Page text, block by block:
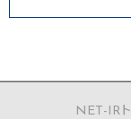
NET-IR